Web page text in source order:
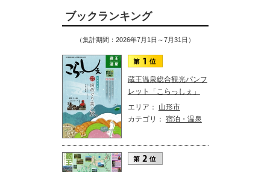
ブックランキング
（集計期間：2026年7月1日～7月31日）
蔵王温泉総合観光パンフ
レット「こらっしぇ」
エリア： 山形市
カテゴリ： 宿泊・温泉